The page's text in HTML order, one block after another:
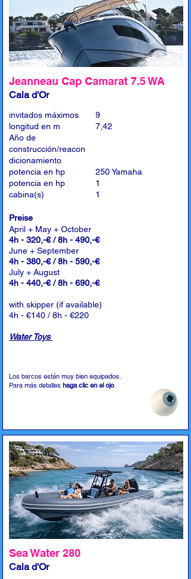
Jeanneau Cap Camarat 7.5 WA
Cala d'Or
invitados máximos
longitud en m
Año de
construcción/reacon
dicionamiento
potencia en hp
potencia en hp
cabina(s)
9
7,42
250 Yamaha
1
1
Preise
April + May + October
4h - 320,-€ / 8h - 490,-€
June + September
4h - 380,-€ / 8h - 590,-€
July + August
4h - 440,-€ / 8h - 690,-€
with skipper (if available)
4h - €140 / 8h - €220
Water Toys
Los barcos están muy bien equipados.
Para más detalles haga clic en el ojo.
Sea Water 280
Cala d'Or